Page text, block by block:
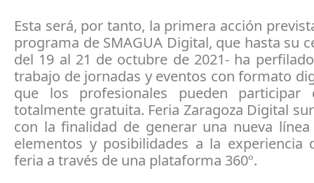
Esta será, por tanto, la primera acción
programa de SMAGUA Digital, que hasta su
del 19 al 21 de octubre de 2021- ha
trabajo de jornadas y eventos con formato
que los profesionales pueden participar
totalmente gratuita. Feria Zaragoza Digital
con la finalidad de generar una nueva
elementos y posibilidades a la experiencia
feria a través de una plataforma 360º.